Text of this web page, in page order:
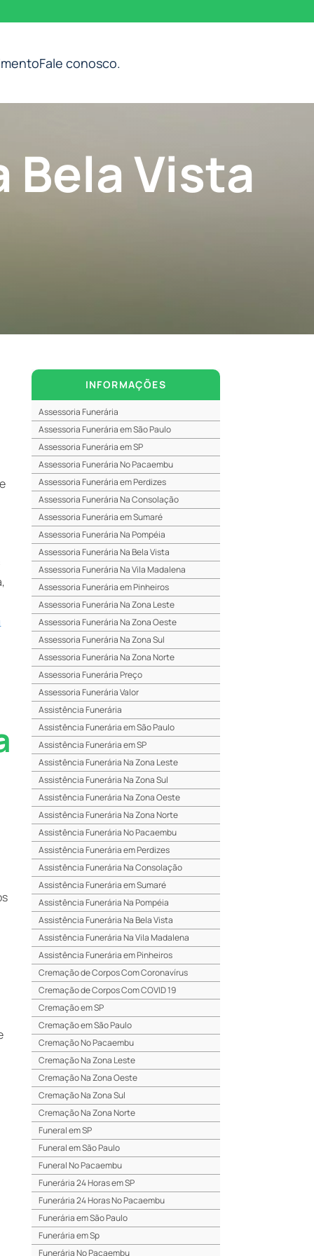
Fale conosco.
Vista
INFORMAÇÕES
Assessoria Funerária
Assessoria Funerária em São Paulo
Assessoria Funerária em SP
Assessoria Funerária No Pacaembu
Assessoria Funerária em Perdizes
Assessoria Funerária Na Consolação
Assessoria Funerária em Sumaré
Assessoria Funerária Na Pompéia
Assessoria Funerária Na Bela Vista
Assessoria Funerária Na Vila Madalena
Assessoria Funerária em Pinheiros
Assessoria Funerária Na Zona Leste
Assessoria Funerária Na Zona Oeste
Assessoria Funerária Na Zona Sul
Assessoria Funerária Na Zona Norte
Assessoria Funerária Preço
Assessoria Funerária Valor
Assistência Funerária
Assistência Funerária em São Paulo
Assistência Funerária em SP
Assistência Funerária Na Zona Leste
Assistência Funerária Na Zona Sul
Assistência Funerária Na Zona Oeste
Assistência Funerária Na Zona Norte
Assistência Funerária No Pacaembu
Assistência Funerária em Perdizes
Assistência Funerária Na Consolação
Assistência Funerária em Sumaré
Assistência Funerária Na Pompéia
Assistência Funerária Na Bela Vista
Assistência Funerária Na Vila Madalena
Assistência Funerária em Pinheiros
Cremação de Corpos Com Coronavírus
Cremação de Corpos Com COVID 19
Cremação em SP
Cremação em São Paulo
Cremação No Pacaembu
Cremação Na Zona Leste
Cremação Na Zona Oeste
Cremação Na Zona Sul
Cremação Na Zona Norte
Funeral em SP
Funeral em São Paulo
Funeral No Pacaembu
Funerária 24 Horas em SP
Funerária 24 Horas No Pacaembu
Funerária em São Paulo
Funerária em Sp
Funerária No Pacaembu